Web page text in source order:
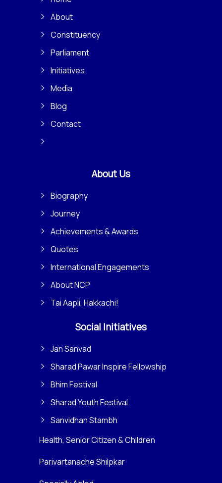
About
Constituency
Parliament
Initiatives
Media
Blog
Contact
About Us
Biography
Journey
Achievements & Awards
Quotes
International Engagements
About NCP
Tai Aapli, Hakkachi!
Social Initiatives
Jan Sanvad
Sharad Pawar Inspire Fellowship
Bhim Festival
Sharad Youth Festival
Sanvidhan Stambh
Health, Senior Citizen & Children
Parivartanache Shilpkar